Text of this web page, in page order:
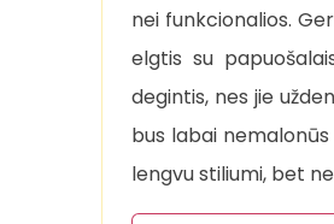
nei funkcionalios.
elgtis su
degintis, nes jie
bus labai
lengvu stiliumi, bet